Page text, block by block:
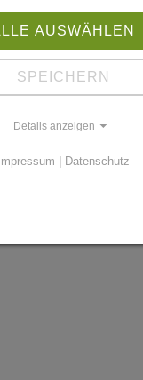
KONTAKT
AUSWÄHLEN
SPEICHERN
Details anzeigen
Impressum Datenschutz